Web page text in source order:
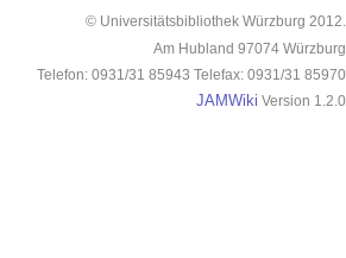
© Universitätsbibliothek Würzburg 2012.
Am Hubland 97074 Würzburg
Telefon: 0931/31 85943 Telefax: 0931/31 85970
JAMWiki Version 1.2.0